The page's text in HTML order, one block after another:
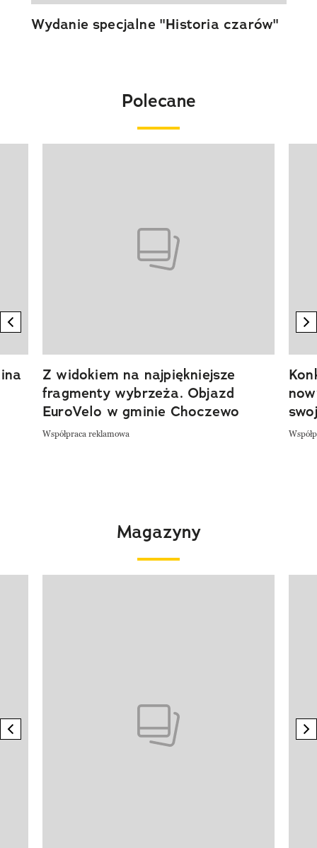
Wydanie specjalne "Historia czarów"
Polecane
previous element
Z widokiem na najpiękniejsze
fragmenty wybrzeża. Objazd
EuroVelo w gminie Choczewo
Współpraca reklamowa
Magazyny
previous element